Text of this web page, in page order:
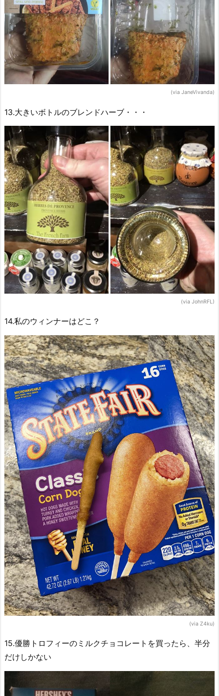
(via JaneVivanda)
13.大きいボトルのブレンドハーブ・・・
(via JohnRFL)
14.私のウィンナーはどこ？
(via Z4ku)
15.優勝トロフィーのミルクチョコレートを買ったら、半分
だけしかない